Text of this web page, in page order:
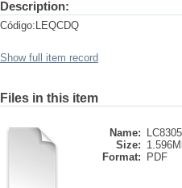
Description:
Código:LEQCDQ
Show full item record
Files in this item
Name:
Size:
Format:
PDF